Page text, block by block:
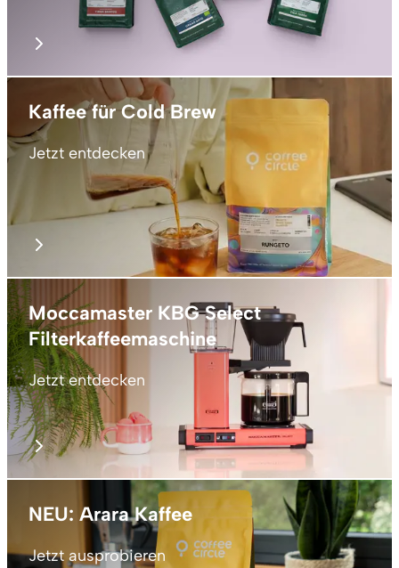
Kaffee für Cold Brew
Jetzt entdecken
Moccamaster KBG Select
Filterkaffeemaschine
Jetzt entdecken
NEU: Arara Kaffee
Jetzt ausprobieren